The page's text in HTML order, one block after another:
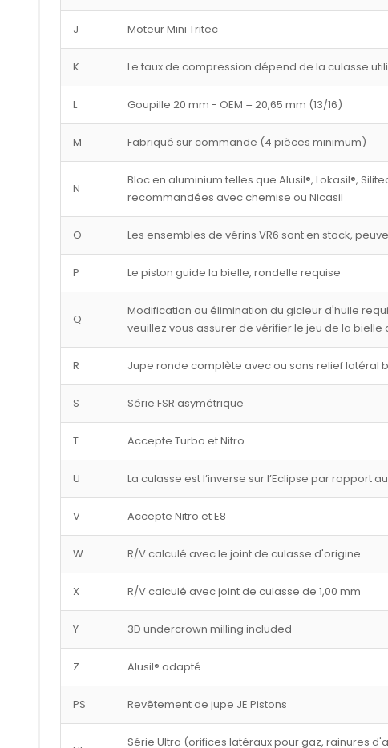
J Moteur Mini Tritec
K Le taux de compression dépend de la culasse
L Goupille 20 mm - OEM = 20,65 mm (13/16)
M Fabriqué sur commande (4 pièces minimum)
N
Bloc en aluminium telles que Alusil®, Lokasil®,
recommandées avec chemise ou Nicasil
O Les ensembles de vérins VR6 sont en stock,
P Le piston guide la bielle, rondelle requise
Q
Modification ou élimination du gicleur d'huile
veuillez vous assurer de vérifier le jeu de la
R Jupe ronde complète avec ou sans relief latéral
S Série FSR asymétrique
T Accepte Turbo et Nitro
U La culasse est l’inverse sur l’Eclipse par rapport
V Accepte Nitro et E8
W R/V calculé avec le joint de culasse d'origine
X R/V calculé avec joint de culasse de 1,00 mm
Y 3D undercrown milling included
Z Alusil® adapté
PS Revêtement de jupe JE Pistons
Série Ultra (orifices latéraux pour gaz, rainures